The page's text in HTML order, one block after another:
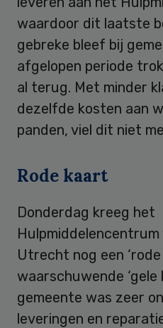
waardoor dit laatste
gebreke bleef bij
afgelopen periode
al terug. Met minder
dezelfde kosten aan
panden, viel dit niet
Rode kaart
Donderdag kreeg het
Utrecht nog een
waarschuwende ‘gele
gemeente was zeer
leveringen en